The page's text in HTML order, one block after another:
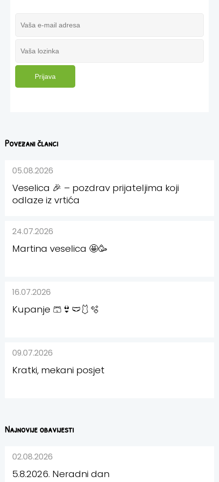
Prijava
Povezani članci
05.08.2026
Veselica 🎉 – pozdrav prijateljima koji
odlaze iz vrtića
24.07.2026
Martina veselica 🤩🥳
16.07.2026
Kupanje 🩳👙🩲🩱🫧
09.07.2026
Kratki, mekani posjet
Najnovije obavijesti
02.08.2026
5.8.2026. Neradni dan